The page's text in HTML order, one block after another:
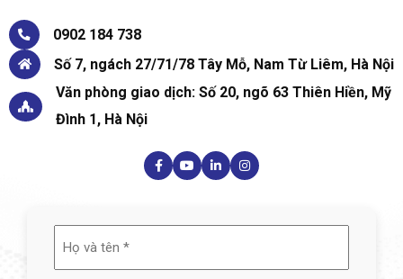
0902 184 738
Số 7, ngách 27/71/78 Tây Mỗ, Nam Từ Liêm, Hà Nội
Văn phòng giao dịch: Số 20, ngõ 63 Thiên Hiền, Mỹ
Đình 1, Hà Nội